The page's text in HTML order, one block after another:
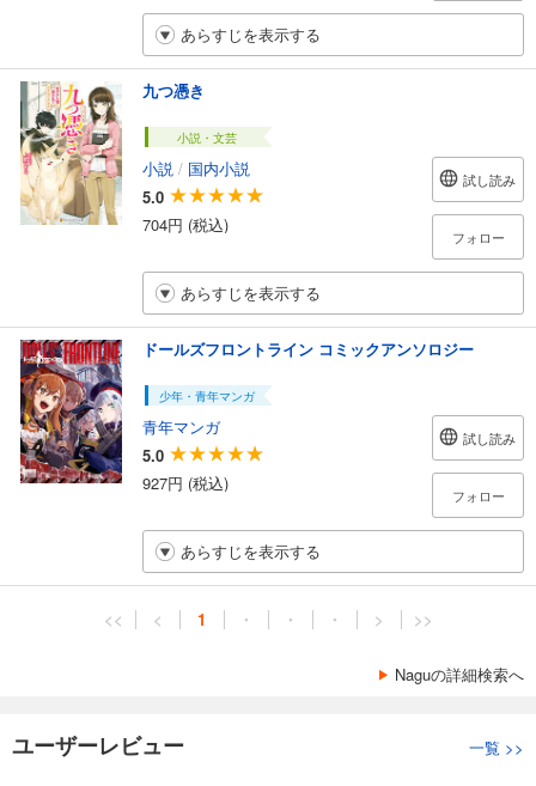
あらすじを表示する
九つ憑き
小説・文芸
小説 / 国内小説
5.0
704円 (税込)
試し読み
フォロー
あらすじを表示する
ドールズフロントライン コミックアンソロジー
少年・青年マンガ
青年マンガ
5.0
927円 (税込)
試し読み
フォロー
あらすじを表示する
<< < 1 ・ ・ ・ > >>
Naguの詳細検索へ
ユーザーレビュー 一覧 >>